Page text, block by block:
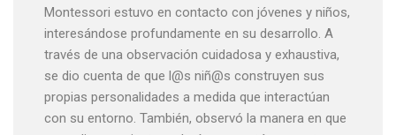
Montessori estuvo en contacto con jóvenes y niños,
interesándose profundamente en su desarrollo. A
través de una observación cuidadosa y exhaustiva,
se dio cuenta de que l@s niñ@s construyen sus
propias personalidades a medida que interactúan
con su entorno. También, observó la manera en que